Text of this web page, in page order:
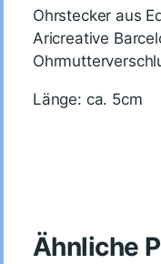
Ohrstecker aus
Aricreative
Länge: ca. 5cm
Ähnliche